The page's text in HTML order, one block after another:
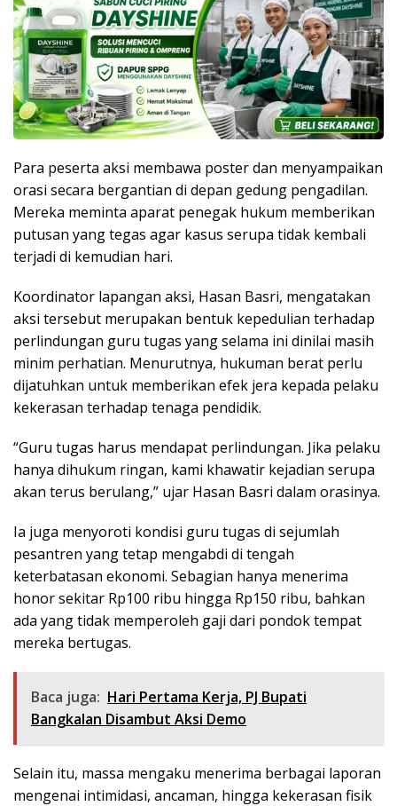
Para peserta aksi membawa poster dan menyampaikan
orasi secara bergantian di depan gedung pengadilan.
Mereka meminta aparat penegak hukum memberikan
putusan yang tegas agar kasus serupa tidak kembali
terjadi di kemudian hari.
Koordinator lapangan aksi, Hasan Basri, mengatakan
aksi tersebut merupakan bentuk kepedulian terhadap
perlindungan guru tugas yang selama ini dinilai masih
minim perhatian. Menurutnya, hukuman berat perlu
dijatuhkan untuk memberikan efek jera kepada pelaku
kekerasan terhadap tenaga pendidik.
“Guru tugas harus mendapat perlindungan. Jika pelaku
hanya dihukum ringan, kami khawatir kejadian serupa
akan terus berulang,” ujar Hasan Basri dalam orasinya.
Ia juga menyoroti kondisi guru tugas di sejumlah
pesantren yang tetap mengabdi di tengah
keterbatasan ekonomi. Sebagian hanya menerima
honor sekitar Rp100 ribu hingga Rp150 ribu, bahkan
ada yang tidak memperoleh gaji dari pondok tempat
mereka bertugas.
Baca juga: Hari Pertama Kerja, PJ Bupati
Bangkalan Disambut Aksi Demo
Selain itu, massa mengaku menerima berbagai laporan
mengenai intimidasi, ancaman, hingga kekerasan fisik